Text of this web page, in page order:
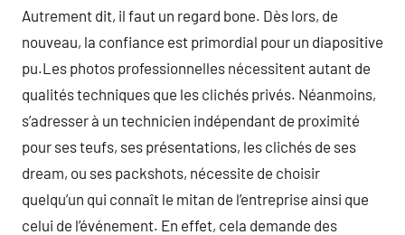
Autrement dit, il faut un regard bone. Dès lors, de
nouveau, la confiance est primordial pour un diapositive
pu.Les photos professionnelles nécessitent autant de
qualités techniques que les clichés privés. Néanmoins,
s’adresser à un technicien indépendant de proximité
pour ses teufs, ses présentations, les clichés de ses
dream, ou ses packshots, nécessite de choisir
quelqu’un qui connaît le mitan de l’entreprise ainsi que
celui de l’événement. En effet, cela demande des